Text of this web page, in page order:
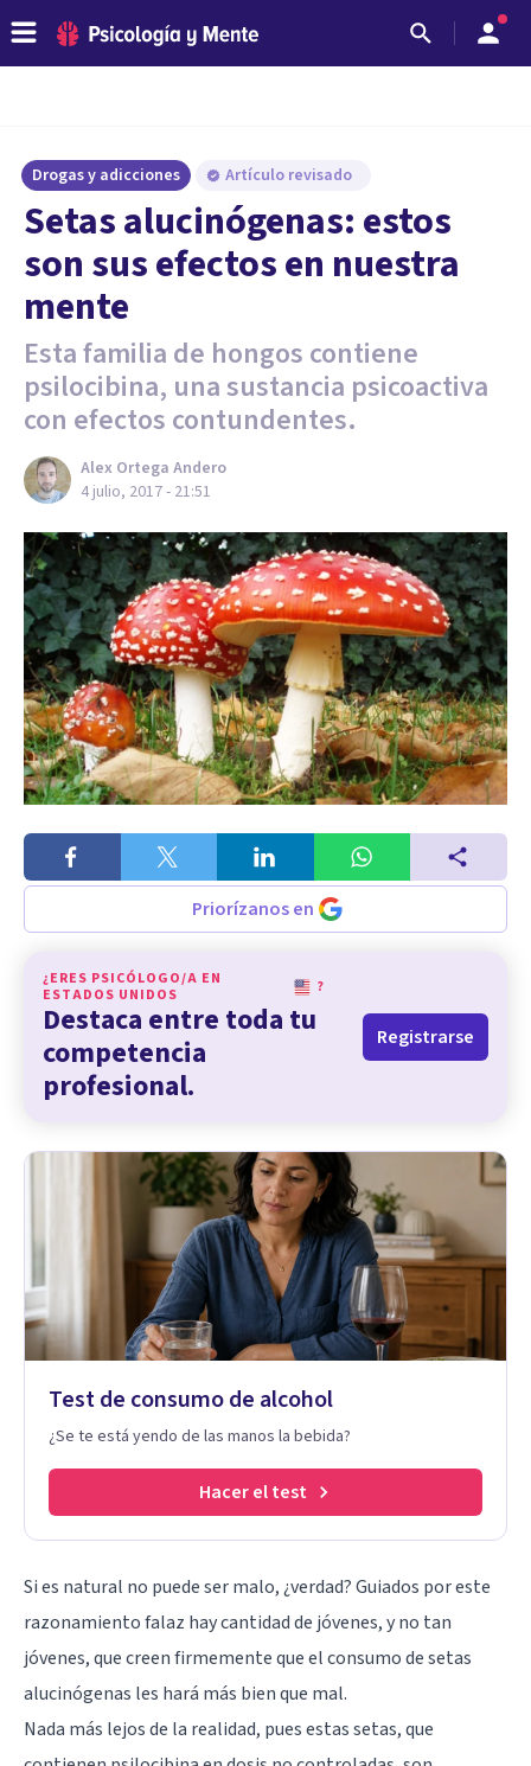
Drogas y adicciones Artículo revisado
Setas alucinógenas: estos
son sus efectos en nuestra
mente
Esta familia de hongos contiene
psilocibina, una sustancia psicoactiva
con efectos contundentes.
Alex Ortega Andero
4 julio, 2017 - 21:51
Priorízanos en
¿ERES PSICÓLOGO/A EN
ESTADOS UNIDOS
?
Destaca entre toda tu
competencia
profesional.
Registrarse
Test de consumo de alcohol
¿Se te está yendo de las manos la bebida?
Hacer el test
Si es natural no puede ser malo, ¿verdad? Guiados por este
razonamiento falaz hay cantidad de jóvenes, y no tan
jóvenes, que creen firmemente que el consumo de setas
alucinógenas les hará más bien que mal.
Nada más lejos de la realidad, pues estas setas, que